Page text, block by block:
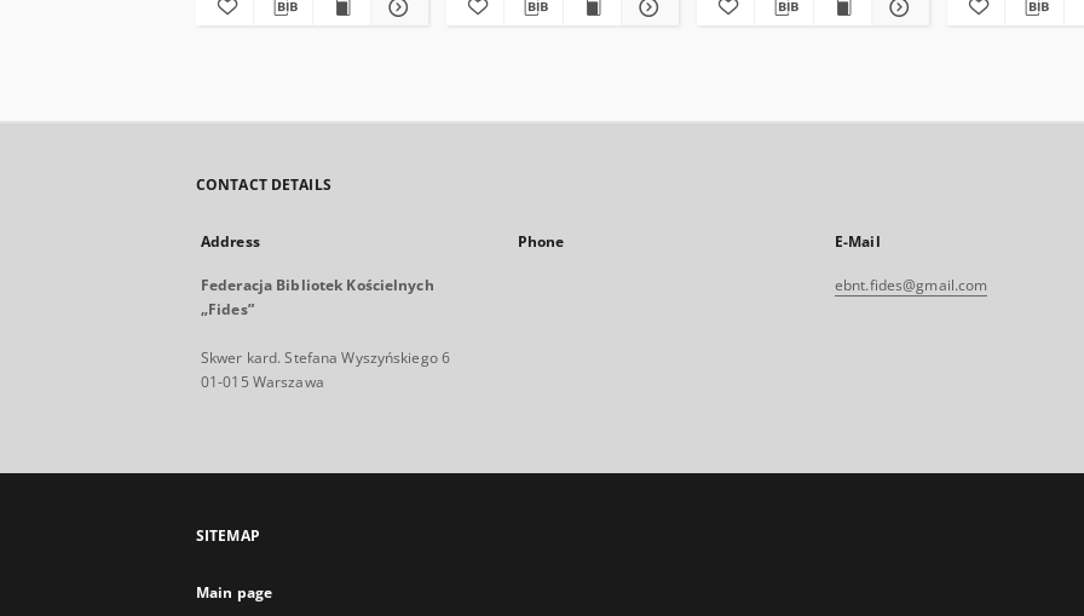
CONTACT DETAILS
Address
Federacja Bibliotek Kościelnych
„Fides”
Skwer kard. Stefana Wyszyńskiego 6
01-015 Warszawa
Phone E-Mail
ebnt.fides@gmail.com
SITEMAP
Main page